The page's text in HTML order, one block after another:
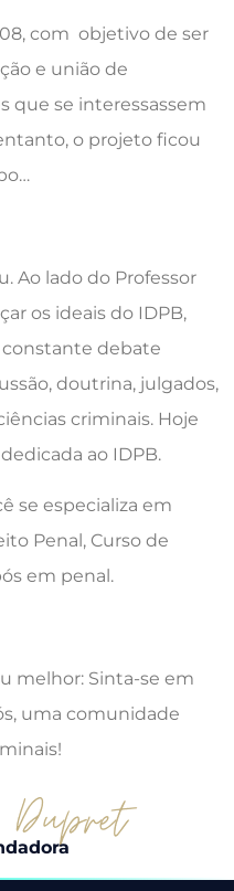
com objetivo de ser
e união de
que se interessassem
o projeto ficou
Ao lado do Professor
os ideais do IDPB,
debate
doutrina, julgados,
criminais. Hoje
ao IDPB.
se especializa em
Penal, Curso de
em penal.
melhor: Sinta-se em
uma comunidade